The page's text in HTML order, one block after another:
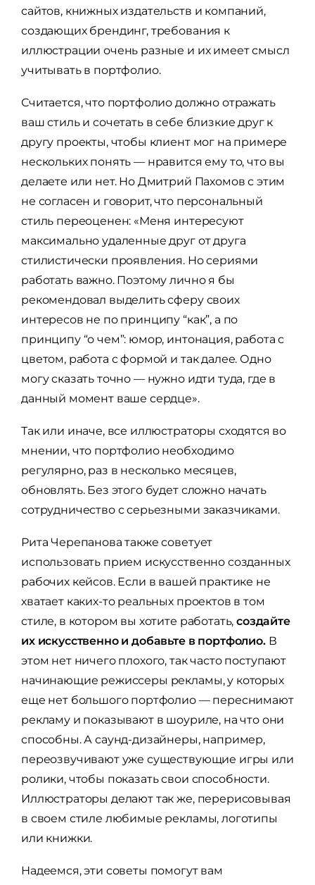
сайтов, книжных издательств и компаний,
создающих брендинг, требования к
иллюстрации очень разные и их имеет смысл
учитывать в портфолио.
Считается, что портфолио должно отражать
ваш стиль и сочетать в себе близкие друг к
другу проекты, чтобы клиент мог на примере
нескольких понять — нравится ему то, что вы
делаете или нет. Но Дмитрий Пахомов с этим
не согласен и говорит, что персональный
стиль переоценен: «Меня интересуют
максимально удаленные друг от друга
стилистически проявления. Но сериями
работать важно. Поэтому лично я бы
рекомендовал выделить сферу своих
интересов не по принципу “как”, а по
принципу “о чем”: юмор, интонация, работа с
цветом, работа с формой и так далее. Одно
могу сказать точно — нужно идти туда, где в
данный момент ваше сердце».
Так или иначе, все иллюстраторы сходятся во
мнении, что портфолио необходимо
регулярно, раз в несколько месяцев,
обновлять. Без этого будет сложно начать
сотрудничество с серьезными заказчиками.
Рита Черепанова также советует
использовать прием искусственно созданных
рабочих кейсов. Если в вашей практике не
хватает каких-то реальных проектов в том
стиле, в котором вы хотите работать, создайте
их искусственно и добавьте в портфолио. В
этом нет ничего плохого, так часто поступают
начинающие режиссеры рекламы, у которых
еще нет большого портфолио — переснимают
рекламу и показывают в шоуриле, на что они
способны. А саунд-дизайнеры, например,
переозвучивают уже существующие игры или
ролики, чтобы показать свои способности.
Иллюстраторы делают так же, перерисовывая
в своем стиле любимые рекламы, логотипы
или книжки.
Надеемся, эти советы помогут вам